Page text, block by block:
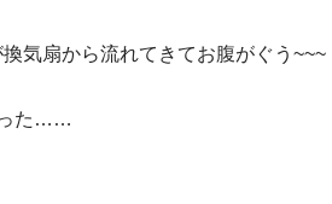
気扇から流れてきてお腹がぐう~~~
った……